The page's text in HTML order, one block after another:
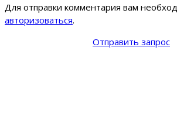
Для отправки комментария вам
авторизоваться.
Отправить запрос